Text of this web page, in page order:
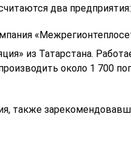
два предприятия:
из Татарстана.
около 1 700
также